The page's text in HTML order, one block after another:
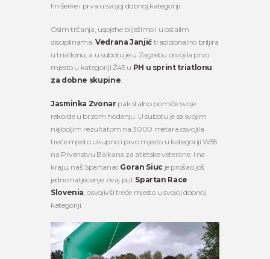
finišerke i prva u svojoj dobnoj kategoriji.
Osim trčanja, uspjehe bilježimo i u ostalim
disciplinama. Vedrana Janjićtradicionalno briljira
u triatlonu, a u subotu je u Zagrebu osvojila prvo
mjesto u kategoriji Ž45 u PH u sprint triatlonu
za dobne skupine
Jasminka Zvonar pak stalno pomiče svoje
rekorde u brzom hodanju. U subotu je sa svojim
najboljim rezultatom na 3000 metara osvojila
treće mjesto ukupno i prvo mjesto u kategoriji W55
na Prvenstvu Balkana za atletske veterane. I na
kraju, naš Spartanac Goran Siuc je prošao još
jedno natjecanje, ovaj put Spartan Race
Slovenia , osvojivši treće mjesto u svojoj dobnoj
kategoriji.